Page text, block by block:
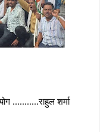
...........राहुल शर्मा